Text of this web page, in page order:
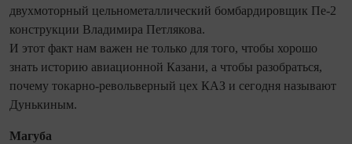
двухмоторный цельнометаллический бомбардировщик Пе-2
конструкции Владимира Петлякова.
И этот факт нам важен не только для того, чтобы хорошо
знать историю авиационной Казани, а чтобы разобраться,
почему токарно-револьверный цех КАЗ и сего­дня называют
Дунькиным.
Магуба